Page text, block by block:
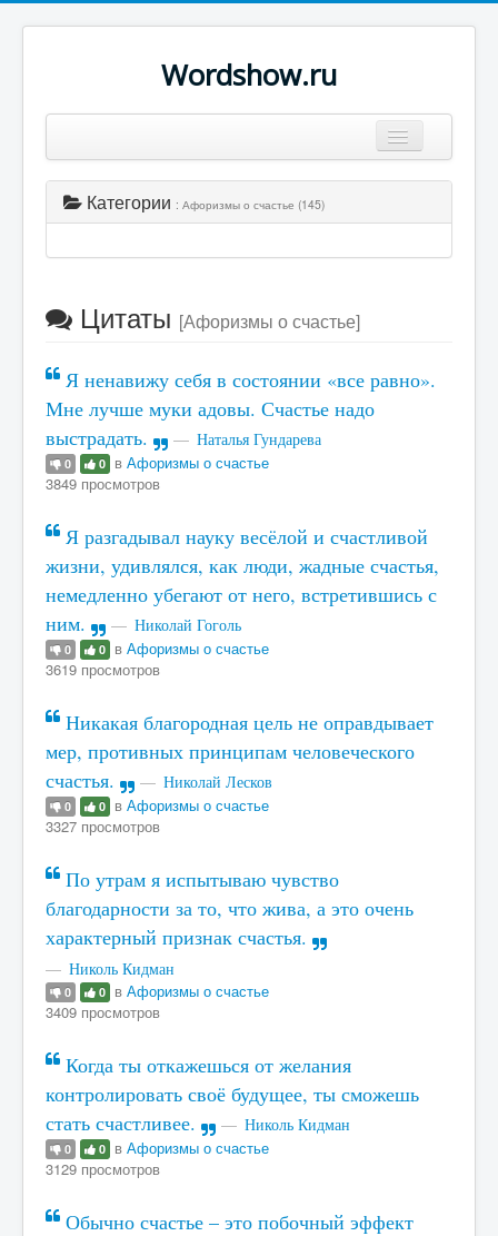
Wordshow.ru
Популярные цитаты
Авторы
Категории : Афоризмы о счастье (145)
Цитаты [Афоризмы о счастье]
Я ненавижу себя в состоянии «все равно».
Мне лучше муки адовы. Счастье надо
выстрадать.
Наталья Гундарева
0 0 в Афоризмы о счастье
3849 просмотров
Я разгадывал науку весёлой и счастливой
жизни, удивлялся, как люди, жадные счастья,
немедленно убегают от него, встретившись с
ним.
Николай Гоголь
0 0 в Афоризмы о счастье
3619 просмотров
Никакая благородная цель не оправдывает
мер, противных принципам человеческого
счастья.
Николай Лесков
0 0 в Афоризмы о счастье
3327 просмотров
По утрам я испытываю чувство
благодарности за то, что жива, а это очень
характерный признак счастья.
Николь Кидман
0 0 в Афоризмы о счастье
3409 просмотров
Когда ты откажешься от желания
контролировать своё будущее, ты сможешь
стать счастливее.
Николь Кидман
0 0 в Афоризмы о счастье
3129 просмотров
Обычно счастье – это побочный эффект